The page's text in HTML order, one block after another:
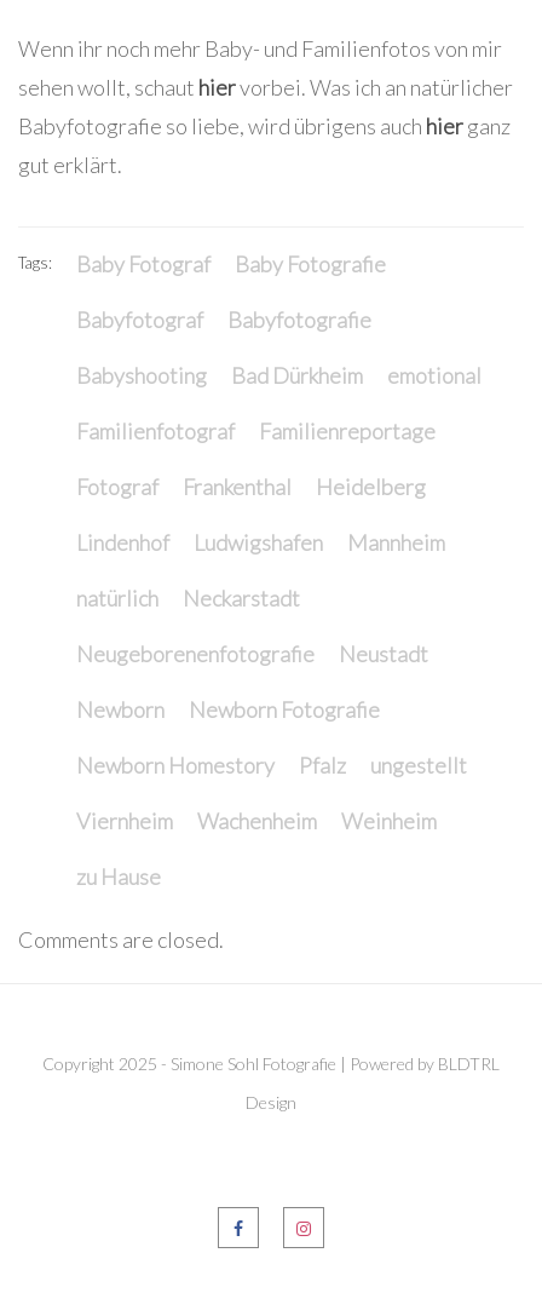
Wenn ihr noch mehr Baby- und Familienfotos von mir
sehen wollt, schaut hiervorbei. Was ich an natürlicher
Babyfotografie so liebe, wird übrigens auch hierganz
gut erklärt.
Tags: Baby Fotograf Baby Fotografie
Babyfotograf Babyfotografie
Babyshooting Bad Dürkheim emotional
Familienfotograf Familienreportage
Fotograf Frankenthal Heidelberg
Lindenhof Ludwigshafen Mannheim
natürlich Neckarstadt
Neugeborenenfotografie Neustadt
Newborn Newborn Fotografie
Newborn Homestory Pfalz ungestellt
Viernheim Wachenheim Weinheim
zu Hause
Comments are closed.
Copyright 2025 - Simone Sohl Fotografie | Powered by BLDTRL
Design